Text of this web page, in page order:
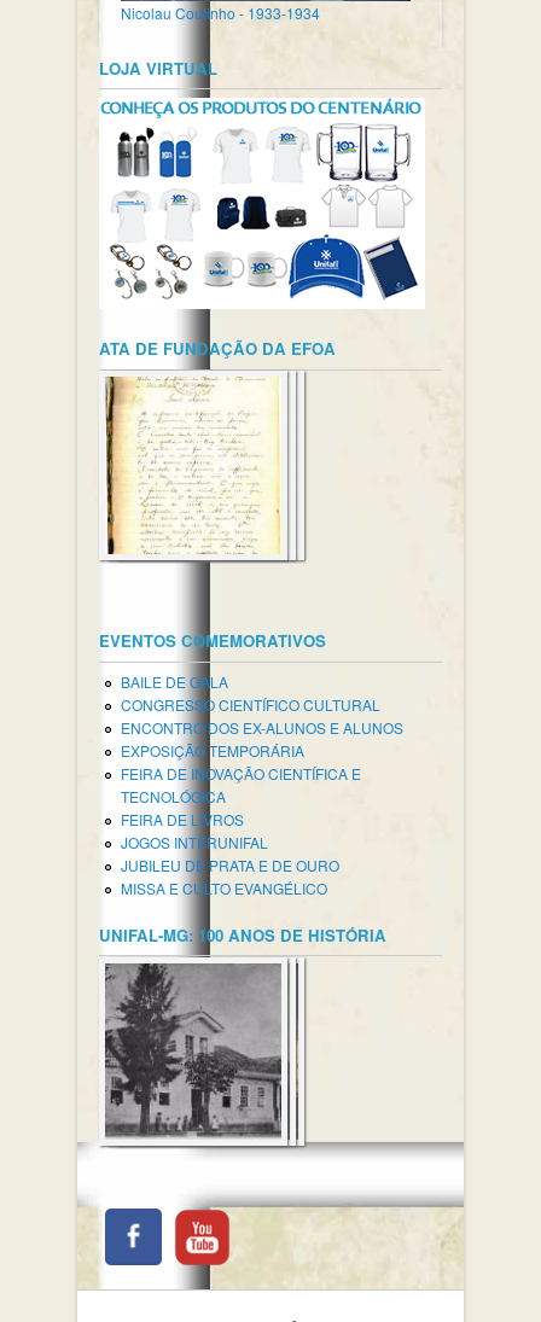
Nicolau Coutinho - 1933-1934
LOJA VIRTUAL
ATA DE FUNDAÇÃO DA EFOA
EVENTOS COMEMORATIVOS
BAILE DE GALA
CONGRESSO CIENTÍFICO CULTURAL
ENCONTRO DOS EX-ALUNOS E ALUNOS
EXPOSIÇÃO TEMPORÁRIA
FEIRA DE INOVAÇÃO CIENTÍFICA E
TECNOLÓGICA
FEIRA DE LIVROS
JOGOS INTERUNIFAL
JUBILEU DE PRATA E DE OURO
MISSA E CULTO EVANGÉLICO
UNIFAL-MG: 100 ANOS DE HISTÓRIA